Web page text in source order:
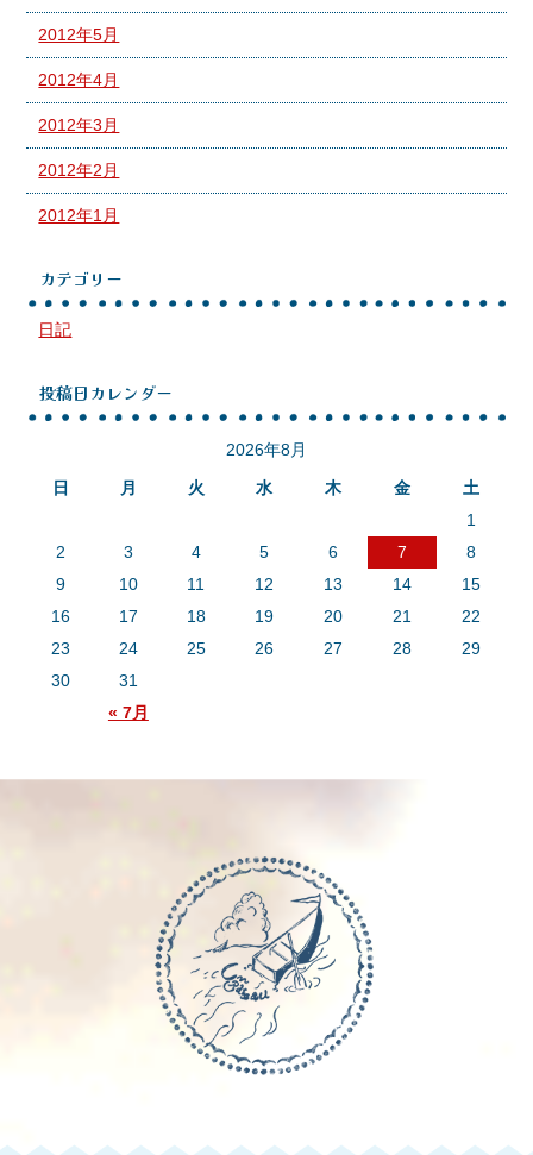
2012年5月
2012年4月
2012年3月
2012年2月
2012年1月
カテゴリー
日記
投稿日カレンダー
2026年8月
日
月 火 水 木 金 土
« 7月
1
2
3 4 5 6 7
8
9
10 11 12 13 14
15
16
17 18 19 20 21
22
23
24 25 26 27 28
29
30
31